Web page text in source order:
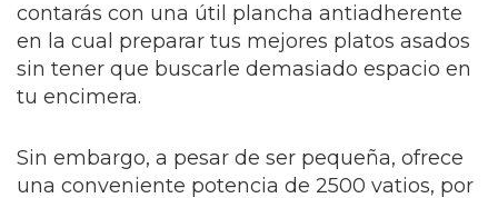
contarás con una útil plancha antiadherente
en la cual preparar tus mejores platos asados
sin tener que buscarle demasiado espacio en
tu encimera.
Sin embargo, a pesar de ser pequeña, ofrece
una conveniente potencia de 2500 vatios, por